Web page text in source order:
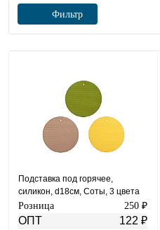
Фильтр
Подставка под горячее,
силикон, d18см, Соты, 3 цвета
Розница 250 ₽
ОПТ 122 ₽